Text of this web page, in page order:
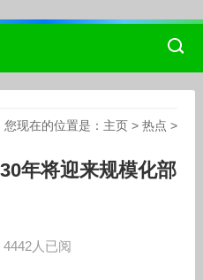
您现在的位置是： 主页 >热点 >
年将迎来规模化部
4442人已阅